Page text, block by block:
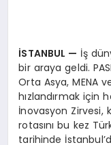
İSTANBUL — İş
bir araya geldi.
Orta Asya, MENA
hızlandırmak için
İnovasyon Zirvesi,
rotasını bu kez
tarihinde